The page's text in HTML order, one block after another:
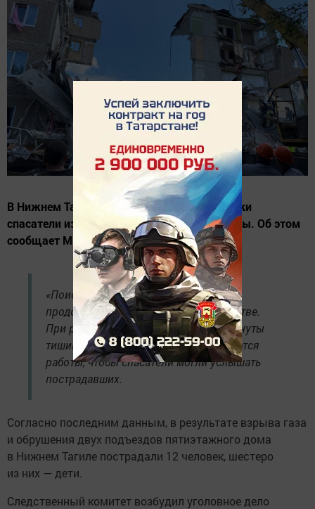
В Нижнем Тагиле из-под завалов пятиэтажки
спасатели извлекли тело погибшей женщины. Об этом
сообщает МЧС России
«Поисково-спасательные работы
продолжаются», — отметили в ведомстве.
При разборе завалов проводятся «минуты
тишины»: затихает техника, прерываются
работы, чтобы спасатели могли услышать
пострадавших.
Согласно последним данным, в результате взрыва газа
и обрушения двух подъездов пятиэтажного дома
в Нижнем Тагиле пострадали 12 человек, шестеро
из них — дети.
Следственный комитет возбудил уголовное дело